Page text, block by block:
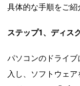
具体的な手順をご紹
ステップ1、ディス
パソコンのドライ
入し、ソフトウェ